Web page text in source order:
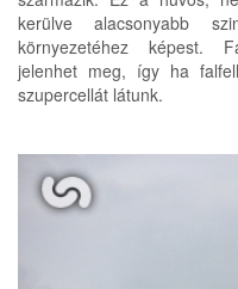
kerülve alacsonyabb
környezetéhez képest.
jelenhet meg, így ha
szupercellát látunk.